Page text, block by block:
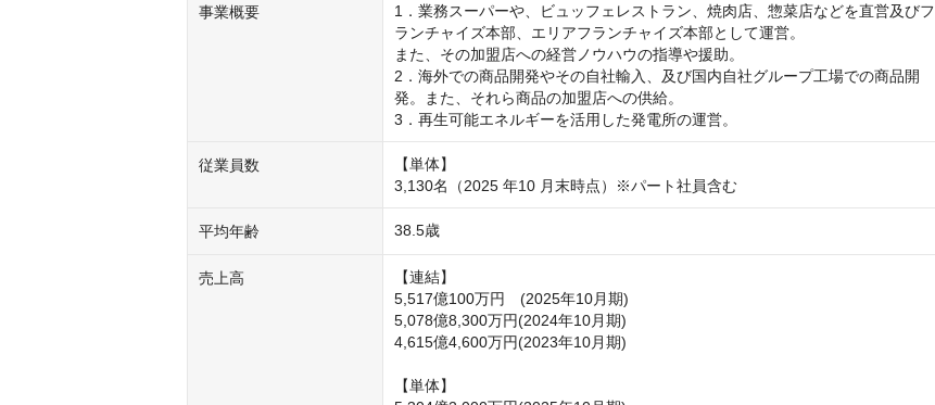
事業概要
1．業務スーパーや、ビュッフェレストラン、焼肉店、惣菜店などを直営及びフ
ランチャイズ本部、エリアフランチャイズ本部として運営。
また、その加盟店への経営ノウハウの指導や援助。
2．海外での商品開発やその自社輸入、及び国内自社グループ工場での商品開
発。また、それら商品の加盟店への供給。
3．再生可能エネルギーを活用した発電所の運営。
従業員数
【単体】
3,130名（2025 年10 月末時点）※パート社員含む
平均年齢 38.5歳
売上高
【連結】
5,517億100万円　(2025年10月期)
5,078億8,300万円(2024年10月期)
4,615億4,600万円(2023年10月期)
【単体】